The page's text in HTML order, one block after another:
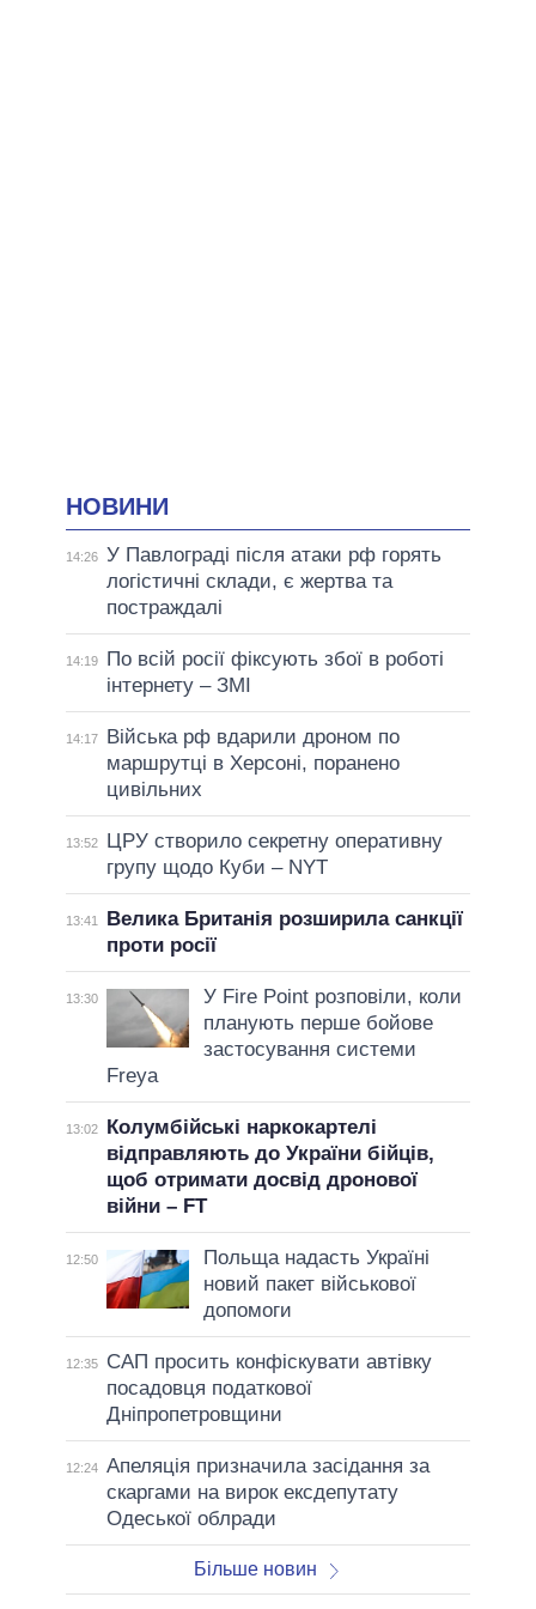
НОВИНИ
14:26 У Павлограді після атаки рф горять
логістичні склади, є жертва та
постраждалі
14:19
По всій росії фіксують збої в роботі
інтернету – ЗМІ
14:17
Війська рф вдарили дроном по
маршрутці в Херсоні, поранено
цивільних
13:52
ЦРУ створило секретну оперативну
групу щодо Куби – NYT
13:41
Велика Британія розширила санкції
проти росії
13:30
У Fire Point розповіли, коли
планують перше бойове
застосування системи
Freya
13:02
Колумбійські наркокартелі
відправляють до України бійців,
щоб отримати досвід дронової
війни – FT
12:50
Польща надасть Україні
новий пакет військової
допомоги
12:35
САП просить конфіскувати автівку
посадовця податкової
Дніпропетровщини
12:24 Апеляція призначила засідання за
скаргами на вирок ексдепутату
Одеської облради
Більше новин